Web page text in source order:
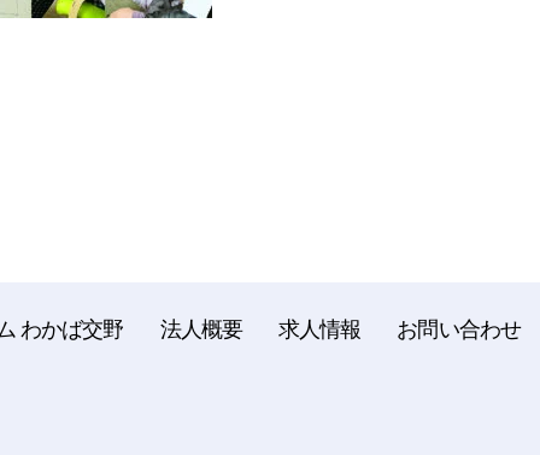
わかば交野 法人概要 求人情報 お問い合わせ